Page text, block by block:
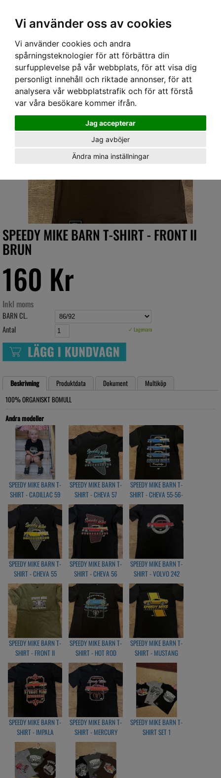
Vi använder oss av cookies
Vi använder cookies och andra
spårningsteknologier för att förbättra din
surfupplevelse på vår webbplats, för att visa dig
personligt innehåll och riktade annonser, för att
analysera vår webbplatstrafik och för att förstå
var våra besökare kommer ifrån.
Jag accepterar
Jag avböjer
Ändra mina inställningar
Hem› BARN›T-SHIRT & TOPPAR› SPEEDY MIKE BARN T-SHIRT - FRONT II BRUN
SPEEDY MIKE BARN T-SHIRT - FRONT II
BRUN
160 Kr
Inkl moms
BARN CL.
Antal
✓ Lagervara
Beskrivning Produktdata Dokument
Multiköp
100% ORGANISKT BOMULL
Andra modeller
SPEEDY MIKE BARN T-
SHIRT - CADILLAC 59
BLACK
SPEEDY MIKE BARN T-
SHIRT - CHEVA 57
BLACK
SPEEDY MIKE BARN T-
SHIRT - CHEVA 55-56-
57 BLACK
SPEEDY MIKE BARN T-
SHIRT - CHEVA 55
BLACK
SPEEDY MIKE BARN T-
SHIRT - CHEVA 56
BLACK
SPEEDY MIKE BARN T-
SHIRT - VOLVO 242
BLACK
SPEEDY MIKE BARN T-
SHIRT - FRONT II
OLIVGREEN
SPEEDY MIKE BARN T-
SHIRT - HOT ROD
PINSTRIPE
SPEEDY MIKE BARN T-
SHIRT - MUSTANG
BLACK
SPEEDY MIKE BARN T-
SHIRT - IMPALA
BLACK
SPEEDY MIKE BARN T-
SHIRT - MERCURY
BLACK
SPEEDY MIKE BARN T-
SHIRT SET 1